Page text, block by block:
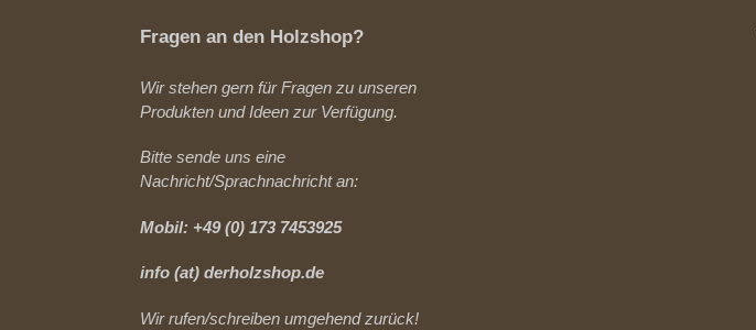
Fragen an den Holzshop?
Wir stehen gern für Fragen zu unseren
Produkten und Ideen zur Verfügung.
Bitte sende uns eine
Nachricht/Sprachnachricht an:
Mobil: +49 (0) 173 7453925
info (at) derholzshop.de
Wir rufen/schreiben umgehend zurück!